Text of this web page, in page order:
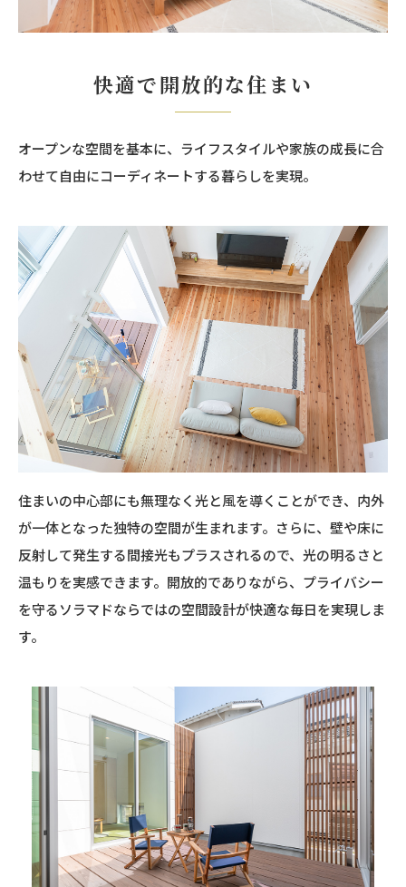
快適で開放的な住まい
オープンな空間を基本に、ライフスタイルや家族の成長に合
わせて自由にコーディネートする暮らしを実現。
住まいの中心部にも無理なく光と風を導くことができ、内外
が一体となった独特の空間が生まれます。さらに、壁や床に
反射して発生する間接光もプラスされるので、光の明るさと
温もりを実感できます。開放的でありながら、プライバシー
を守るソラマドならではの空間設計が快適な毎日を実現しま
す。